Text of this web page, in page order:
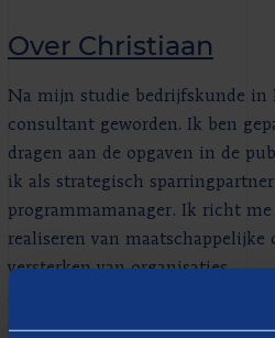
Over Christiaan
Na mijn studie bedrijfskunde in
consultant geworden. Ik ben
dragen aan de opgaven in de
ik als strategisch
programmamanager. Ik richt
realiseren van maatschappelijke
versterken van organisaties,
samenwerkingsverbanden en
ervaring met het plannen en